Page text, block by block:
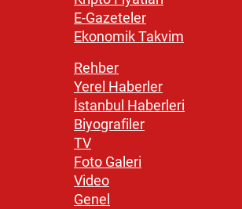
E-Gazeteler
Ekonomik Takvim
Rehber
Yerel Haberler
İstanbul Haberleri
Biyografiler
TV
Foto Galeri
Video
Genel